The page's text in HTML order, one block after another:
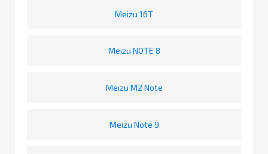
Meizu 16T
Meizu NOTE 8
Meizu M2 Note
Meizu Note 9